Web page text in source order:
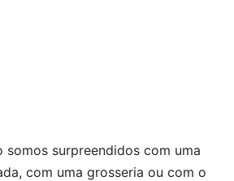
somos surpreendidos com uma
com uma grosseria ou com o